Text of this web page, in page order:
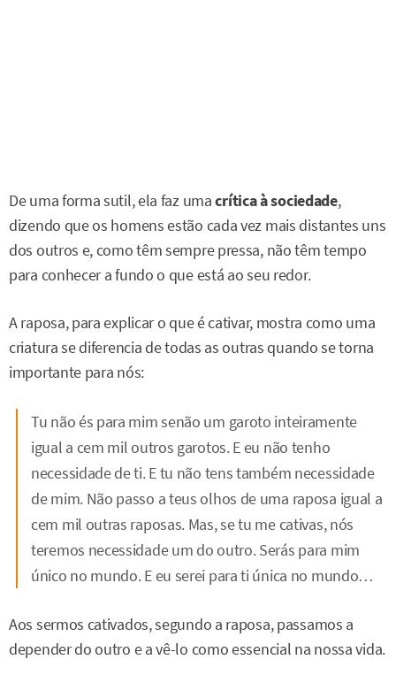
De uma forma sutil, ela faz umacrítica à sociedade,
dizendo que os homens estão cada vez mais distantes uns
dos outros e, como têm sempre pressa, não têm tempo
para conhecer a fundo o que está ao seu redor.
A raposa, para explicar o que é cativar, mostra como uma
criatura se diferencia de todas as outras quando se torna
importante para nós:
Tu não és para mim senão um garoto inteiramente
igual a cem mil outros garotos. E eu não tenho
necessidade de ti. E tu não tens também necessidade
de mim. Não passo a teus olhos de uma raposa igual a
cem mil outras raposas. Mas, se tu me cativas, nós
teremos necessidade um do outro. Serás para mim
único no mundo. E eu serei para ti única no mundo…
Aos sermos cativados, segundo a raposa, passamos a
depender do outro e a vê-lo como essencial na nossa vida.